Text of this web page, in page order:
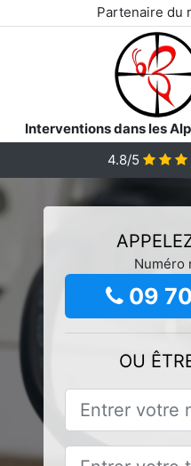
Partenaire du
Interventions dans les
4.8/5
Numéro
09
OU